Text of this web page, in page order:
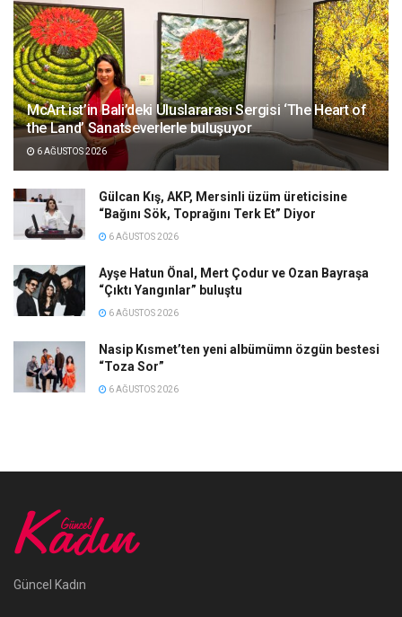
McArt.ist’in Bali’deki Uluslararası Sergisi ‘The Heart of
the Land’ Sanatseverlerle buluşuyor
6 AĞUSTOS 2026
Gülcan Kış, AKP, Mersinli üzüm üreticisine
“Bağını Sök, Toprağını Terk Et” Diyor
6 AĞUSTOS 2026
Ayşe Hatun Önal, Mert Çodur ve Ozan Bayraşa
“Çıktı Yangınlar” buluştu
6 AĞUSTOS 2026
Nasip Kısmet’ten yeni albümümn özgün bestesi
“Toza Sor”
6 AĞUSTOS 2026
Güncel Kadın